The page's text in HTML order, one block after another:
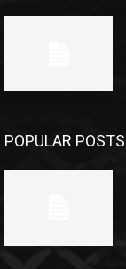
POPULAR POSTS